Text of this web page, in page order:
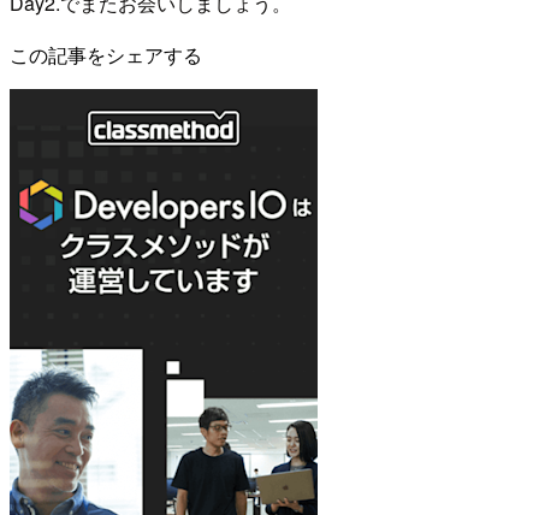
この記事をシェアする